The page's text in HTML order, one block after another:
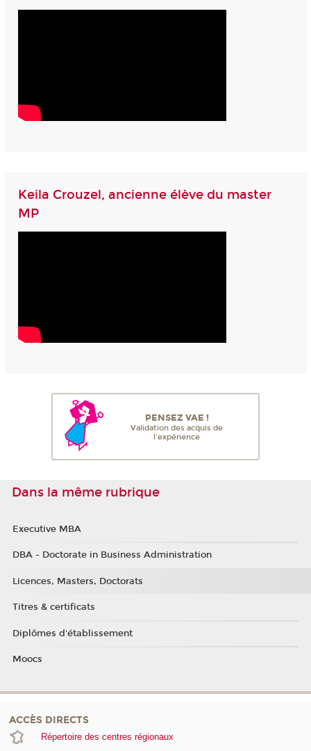
Keila Crouzel, ancienne élève du master
MP
PENSEZ VAE !
Validation des acquis de
l'expérience
Dans la même rubrique
Executive MBA
DBA - Doctorate in Business Administration
Licences, Masters, Doctorats
Titres & certificats
Diplômes d'établissement
Moocs
ACCÈS DIRECTS
Répertoire des centres régionaux